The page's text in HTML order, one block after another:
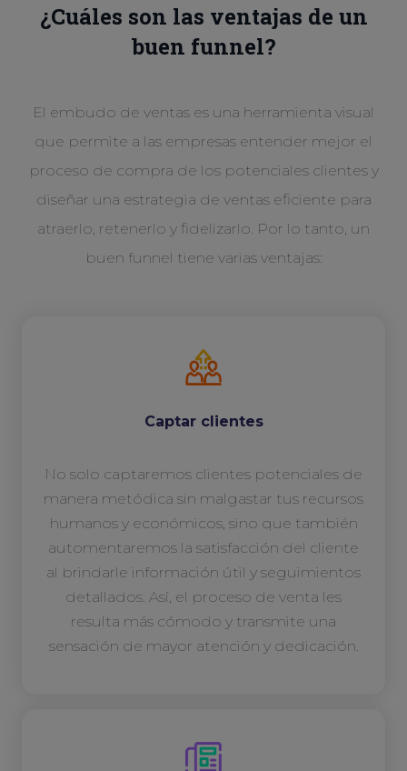
Captar clientes
No solo captaremos clientes potenciales de
manera metódica sin malgastar tus recursos
humanos y económicos, sino que también
automentaremos la satisfacción del cliente
al brindarle información útil y seguimientos
detallados. Así, el proceso de venta les
resulta más cómodo y transmite una
sensación de mayor atención y dedicación.
¿Cuáles son las ventajas de un
buen funnel?
El embudo de ventas es una herramienta visual
que permite a las empresas entender mejor el
proceso de compra de los potenciales clientes y
diseñar una estrategia de ventas eficiente para
atraerlo, retenerlo y fidelizarlo. Por lo tanto, un
buen funnel tiene varias ventajas: